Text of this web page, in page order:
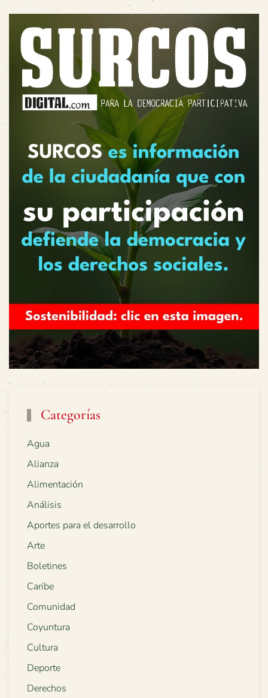
Categorías
Agua
Alianza
Alimentación
Análisis
Aportes para el desarrollo
Arte
Boletines
Caribe
Comunidad
Coyuntura
Cultura
Deporte
Derechos